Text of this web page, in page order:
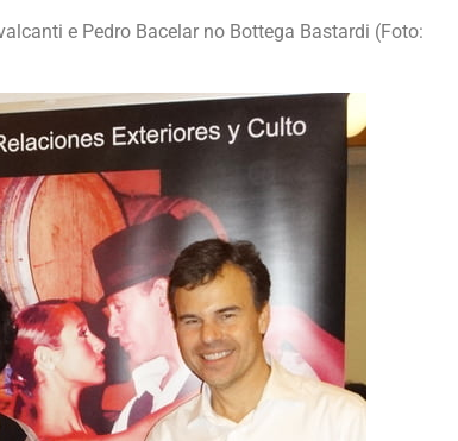
e Pedro Bacelar no Bottega Bastardi (Foto: